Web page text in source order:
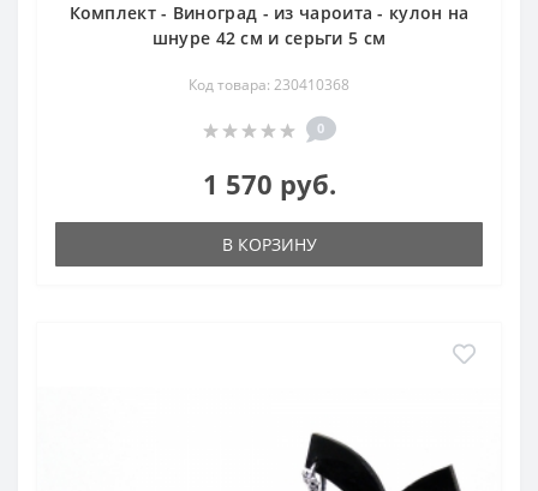
Комплект - Виноград - из чароита - кулон на
шнуре 42 см и серьги 5 см
Код товара: 230410368
0
1 570 руб.
В КОРЗИНУ